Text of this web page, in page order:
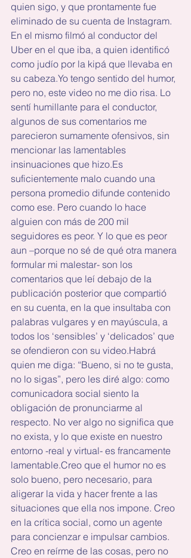
quien sigo, y que prontamente fue
eliminado de su cuenta de Instagram.
En el mismo filmó al conductor del
Uber en el que iba, a quien identificó
como judío por la kipá que llevaba en
su cabeza.Yo tengo sentido del humor,
pero no, este video no me dio risa. Lo
sentí humillante para el conductor,
algunos de sus comentarios me
parecieron sumamente ofensivos, sin
mencionar las lamentables
insinuaciones que hizo.Es
suficientemente malo cuando una
persona promedio difunde contenido
como ese. Pero cuando lo hace
alguien con más de 200 mil
seguidores es peor. Y lo que es peor
aun –porque no sé de qué otra manera
formular mi malestar- son los
comentarios que leí debajo de la
publicación posterior que compartió
en su cuenta, en la que insultaba con
palabras vulgares y en mayúscula, a
todos los ‘sensibles’ y ‘delicados’ que
se ofendieron con su video.Habrá
quien me diga: “Bueno, si no te gusta,
no lo sigas”, pero les diré algo: como
comunicadora social siento la
obligación de pronunciarme al
respecto. No ver algo no significa que
no exista, y lo que existe en nuestro
entorno -real y virtual- es francamente
lamentable.Creo que el humor no es
solo bueno, pero necesario, para
aligerar la vida y hacer frente a las
situaciones que ella nos impone. Creo
en la crítica social, como un agente
para concienzar e impulsar cambios.
Creo en reírme de las cosas, pero no